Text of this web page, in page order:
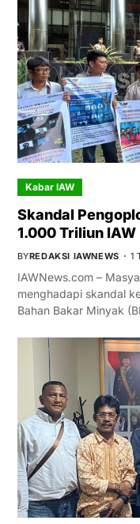
Kabar IAW
Skandal
1.000 Triliun
BYREDAKSI IAWNEWS 1
IAWNews.com –
menghadapi skandal
Bahan Bakar Minyak